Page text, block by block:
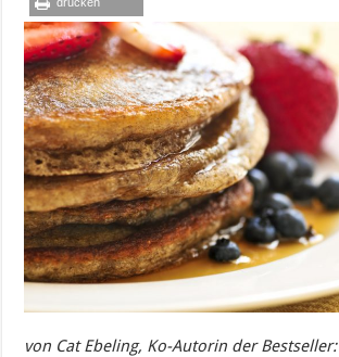
von Cat Ebeling, Ko-Autorin der Bestseller: